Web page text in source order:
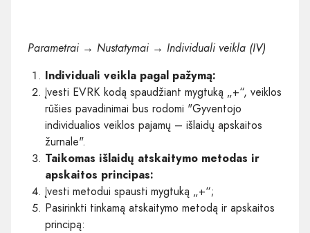
Parametrai → Nustatymai → Individuali veikla (IV)
Individuali veikla pagal pažymą:
Įvesti EVRK kodą spaudžiant mygtuką „+“, veiklos
rūšies pavadinimai bus rodomi "Gyventojo
individualios veiklos pajamų – išlaidų apskaitos
žurnale".
Taikomas išlaidų atskaitymo metodas ir
apskaitos principas:
Įvesti metodui spausti mygtuką „+“;
Pasirinkti tinkamą atskaitymo metodą ir apskaitos
principą: